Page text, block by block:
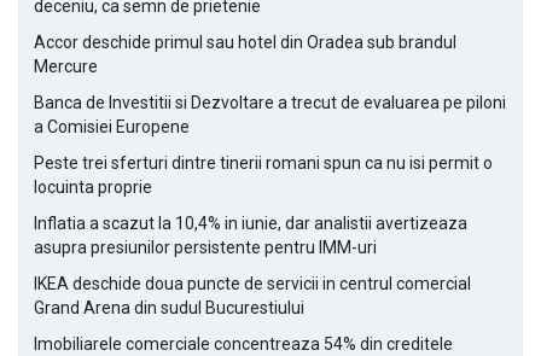
deceniu, ca semn de prietenie
Accor deschide primul sau hotel din Oradea sub brandul
Mercure
Banca de Investitii si Dezvoltare a trecut de evaluarea pe piloni
a Comisiei Europene
Peste trei sferturi dintre tinerii romani spun ca nu isi permit o
locuinta proprie
Inflatia a scazut la 10,4% in iunie, dar analistii avertizeaza
asupra presiunilor persistente pentru IMM-uri
IKEA deschide doua puncte de servicii in centrul comercial
Grand Arena din sudul Bucurestiului
Imobiliarele comerciale concentreaza 54% din creditele